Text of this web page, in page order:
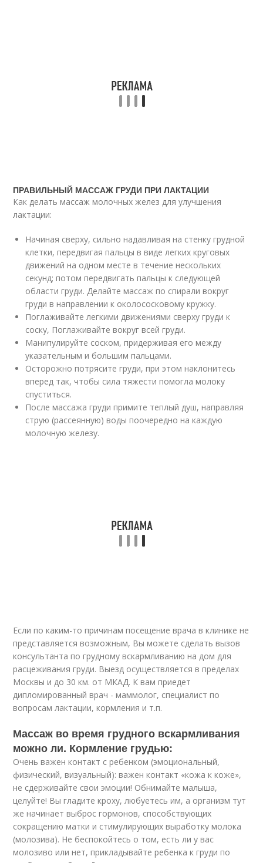
ПРАВИЛЬНЫЙ МАССАЖ ГРУДИ ПРИ ЛАКТАЦИИ
Как делать массаж молочных желез для улучшения
лактации:
Начиная сверху, сильно надавливая на стенку грудной
клетки, передвигая пальцы в виде легких круговых
движений на одном месте в течение нескольких
секунд; потом передвигать пальцы к следующей
области груди. Делайте массаж по спирали вокруг
груди в направлении к околососковому кружку.
Поглаживайте легкими движениями сверху груди к
соску, Поглаживайте вокруг всей груди.
Манипулируйте соском, придерживая его между
указательным и большим пальцами.
Осторожно потрясите груди, при этом наклонитесь
вперед так, чтобы сила тяжести помогла молоку
спуститься.
После массажа груди примите теплый душ, направляя
струю (рассеянную) воды поочередно на каждую
молочную железу.
Если по каким-то причинам посещение врача в клинике не
представляется возможным, Вы можете сделать вызов
консультанта по грудному вскармливанию на дом для
расцеживания груди. Выезд осуществляется в пределах
Москвы и до 30 км. от МКАД. К вам приедет
дипломированный врач - маммолог, специалист по
вопросам лактации, кормления и т.п.
Массаж во время грудного вскармливания
можно ли. Кормление грудью:
Очень важен контакт с ребенком (эмоциональный,
физический, визуальный): важен контакт «кожа к коже»,
не сдерживайте свои эмоции! Обнимайте малыша,
целуйте! Вы гладите кроху, любуетесь им, а организм тут
же начинает выброс гормонов, способствующих
сокращению матки и стимулирующих выработку молока
(молозива). Не беспокойтесь о том, есть ли у вас
молозиво или нет, прикладывайте ребенка к груди по